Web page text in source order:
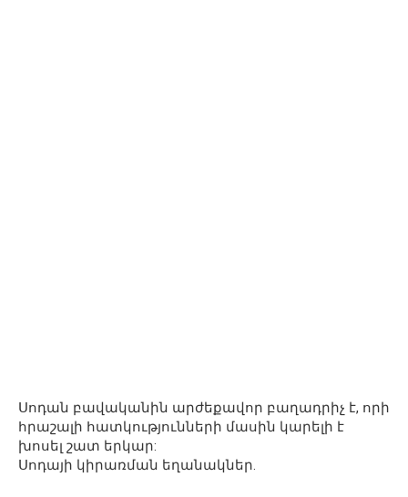
Սոդան բավականին արժեքավոր բաղադրիչ է, որի
հրաշալի հատկությունների մասին կարելի է
խոսել շատ երկար:
Սոդայի կիրառման եղանակներ.